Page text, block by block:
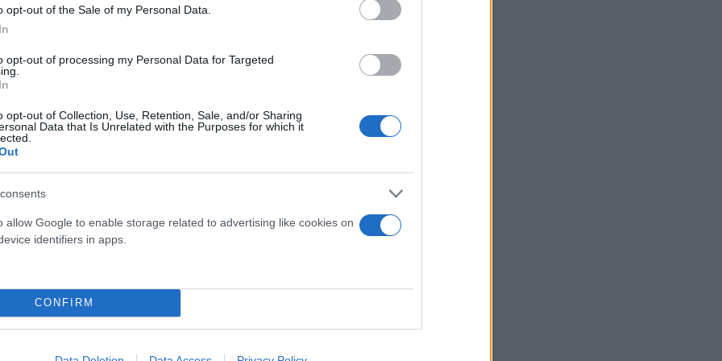
opt-out of the Sale of my Personal Data.
opt-out of processing my Personal Data for Targeted
opt-out of Collection, Use, Retention, Sale, and/or Sharing
Data that Is Unrelated with the Purposes for which it
allow Google to enable storage related to advertising like cookies on
identifiers in apps.
CONFIRM
που διαλάλησε (ο υπουργός Άμυνας Σα Γουκ), η κατάσταση
η Νότια Κορέα θα μετατραπεί σε στόχο».
Βόρεια Κορέα, πρόσθεσε, θα βρεθεί αντιμέτωπη με
της Πιονγκγιάνγκ θα κάνουν το καθήκον τους,
εξήγηση της αντίδρασής μας σε περίπτωση
Νότια Κορέα», συνέχισε η κυρία Κιμ, τονίζοντας πως η
τις «ονειροφαντασίες» πως θα εξαπολύσει προληπτική
διαθέτει πυρηνικό οπλοστάσιο.
Flash.grστην αναζήτηση τηςGoogle